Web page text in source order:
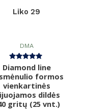
Liko 29
DMA
Įvertinimas:
5.00
iš 5
Diamond line
formos
vienkartinės
dildės
gritų (25 vnt.)